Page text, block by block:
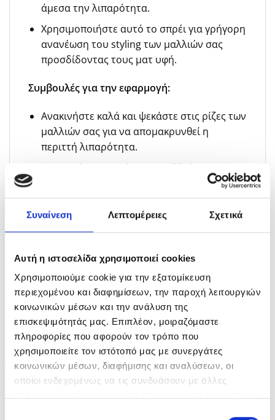
Συναίνεση Λεπτομέρειες Σχετικά
Αυτή η ιστοσελίδα χρησιμοποιεί cookies
Χρησιμοποιούμε cookie για την εξατομίκευση
περιεχομένου και διαφημίσεων, την παροχή λειτουργιών
κοινωνικών μέσων και την ανάλυση της
επισκεψιμότητάς μας. Επιπλέον, μοιραζόμαστε
πληροφορίες που αφορούν τον τρόπο που
χρησιμοποιείτε τον ιστότοπό μας με συνεργάτες
κοινωνικών μέσων, διαφήμισης και αναλύσεων, οι
οποίοι ενδεχομένως να τις συνδυάσουν με άλλες
άμεσα την λιπαρότητα.
Χρησιμοποιήστε αυτό το σπρέι για γρήγορη
ανανέωση του styling των μαλλιών σας
προσδίδοντας τους ματ υφή.
Συμβουλές για την εφαρμογή:
Ανακινήστε καλά και ψεκάστε στις ρίζες των
μαλλιών σας για να απομακρυνθεί η
περιττή λιπαρότητα.
Στη συνέχεια χτενίστε τα μαλλιά.
Για άμεσο αποτέλεσμα υφής ψεκάστε στο
στεγνώστε με πιστολάκι περνώντας τα
δάχτυλα σας μέσα από τα μαλλιά.
ΣΧΕΤΙΚΆ ΠΡΟΪΌΝΤΑ
-35%
ΕΞΑΝΤΛΗΜΈΝΟ
-35%
ΕΞΑΝΤΛΗΜΈΝΟ